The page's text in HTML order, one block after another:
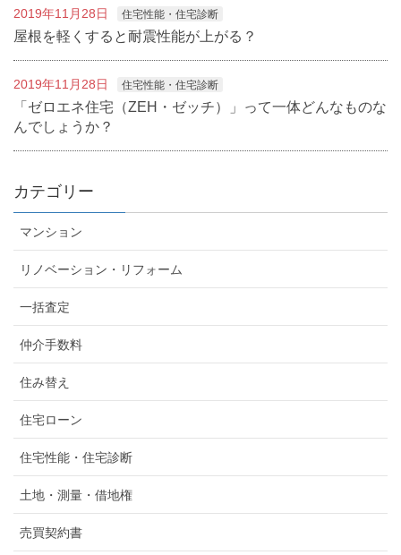
2019年11月28日 住宅性能・住宅診断
屋根を軽くすると耐震性能が上がる？
2019年11月28日 住宅性能・住宅診断
「ゼロエネ住宅（ZEH・ゼッチ）」って一体どんなものな
んでしょうか？
カテゴリー
マンション
リノベーション・リフォーム
一括査定
仲介手数料
住み替え
住宅ローン
住宅性能・住宅診断
土地・測量・借地権
売買契約書